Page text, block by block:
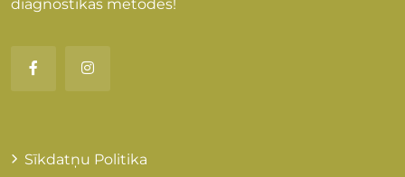
diagnostikas metodes!
Sīkdatņu Politika